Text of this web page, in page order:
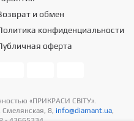
и обмен
конфиденциальности
оферта
«ПРИКРАСИ СВІТУ».
Смелянская, 8, info@diamant.ua,